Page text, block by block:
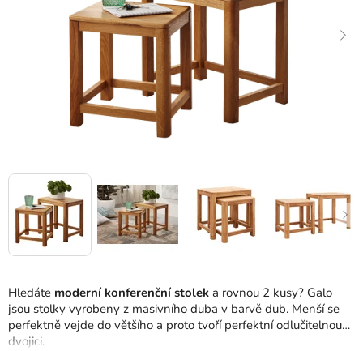
Hledáte moderní konferenční stolek a rovnou 2 kusy? Galo
jsou stolky vyrobeny z masivního duba v barvě dub. Menší se
perfektně vejde do většího a proto tvoří perfektní odlučitelnou
dvojici.